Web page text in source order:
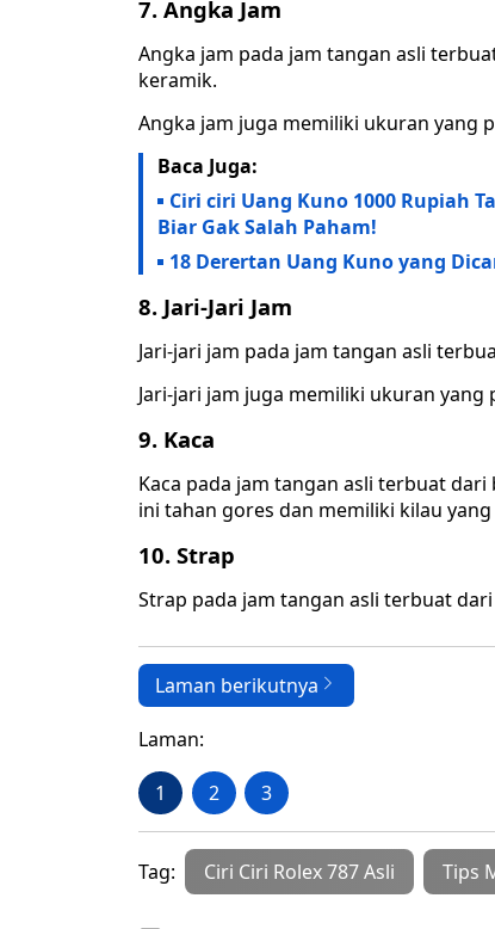
7. Angka Jam
Angka jam pada jam tangan asli
keramik.
Angka jam juga memiliki ukuran yang
Baca Juga:
Ciri ciri Uang Kuno 1000 Rupiah
Biar Gak Salah Paham!
18 Derertan Uang Kuno yang
8. Jari-Jari Jam
Jari-jari jam pada jam tangan asli
Jari-jari jam juga memiliki ukuran yang
9. Kaca
Kaca pada jam tangan asli terbuat
ini tahan gores dan memiliki kilau
10. Strap
Strap pada jam tangan asli terbuat
Laman berikutnya
Laman:
1 2 3
Tag: Ciri Ciri Rolex 787 Asli Tips